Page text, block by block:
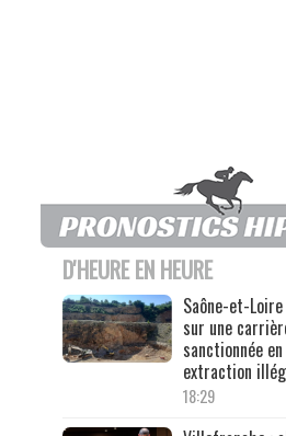
D'HEURE EN HEURE
Saône-et-
sur une
sanctionnée
extraction
18:29